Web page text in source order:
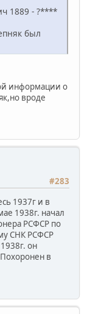
1889 - ?****
был
информации о
вроде
#283
1937г и в
1938г. начал
РСФСР по
СНК РСФСР
он
в